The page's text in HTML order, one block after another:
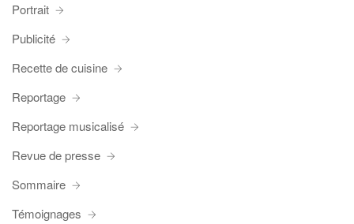
Portrait
Publicité
Recette de cuisine
Reportage
Reportage musicalisé
Revue de presse
Sommaire
Témoignages